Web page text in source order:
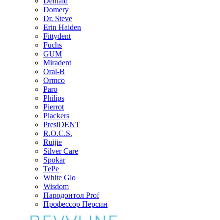
Domery
Dr. Steve
Erin Haiden
Fittydent
Fuchs
GUM
Miradent
Oral-B
Ormco
Paro
Philips
Pierrot
Plackers
PresiDENT
R.O.C.S.
Ruijie
Silver Care
Spokar
TePe
White Glo
Wisdom
Пародонтол Prof
Профессор Персин